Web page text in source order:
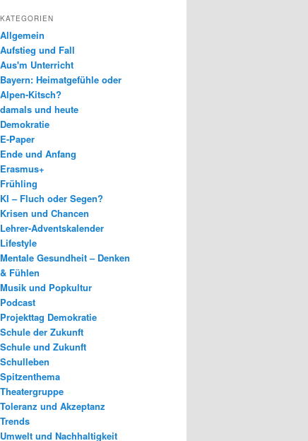
KATEGORIEN
Allgemein
Aufstieg und Fall
Aus'm Unterricht
Bayern: Heimatgefühle oder
Alpen-Kitsch?
damals und heute
Demokratie
E-Paper
Ende und Anfang
Erasmus+
Frühling
KI – Fluch oder Segen?
Krisen und Chancen
Lehrer-Adventskalender
Lifestyle
Mentale Gesundheit – Denken
& Fühlen
Musik und Popkultur
Podcast
Projekttag Demokratie
Schule der Zukunft
Schule und Zukunft
Schulleben
Spitzenthema
Theatergruppe
Toleranz und Akzeptanz
Trends
Umwelt und Nachhaltigkeit